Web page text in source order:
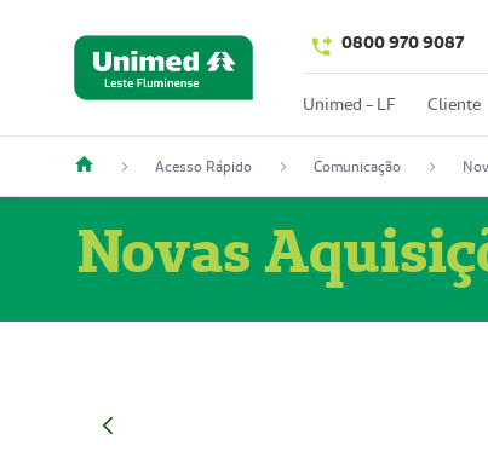
0800 970 9087
Unimed - LF Cliente
Acesso Rápido Comunicação
Novas